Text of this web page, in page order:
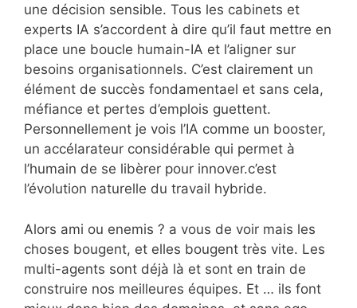
une décision sensible. Tous les cabinets et
experts IA s’accordent à dire qu’il faut mettre en
place une boucle humain-IA et l’aligner sur
besoins organisationnels. C’est clairement un
élément de succès fondamentael et sans cela,
méfiance et pertes d’emplois guettent.
Personnellement je vois l’IA comme un booster,
un accélarateur considérable qui permet à
l’humain de se libèrer pour innover.c’est
l’évolution naturelle du travail hybride.
Alors ami ou enemis ? a vous de voir mais les
choses bougent, et elles bougent très vite. Les
multi-agents sont déjà là et sont en train de
construire nos meilleures équipes. Et … ils font